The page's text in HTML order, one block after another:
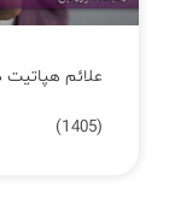
(1405)